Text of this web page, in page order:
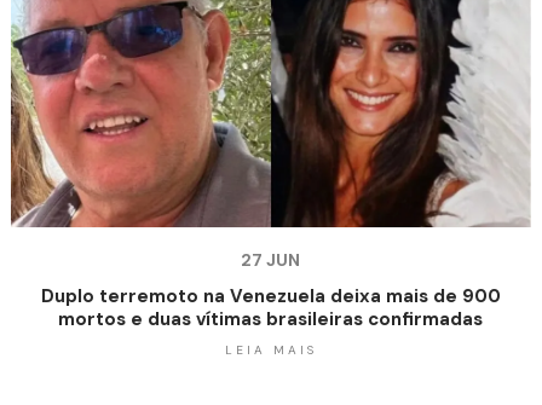
27 JUN
Duplo terremoto na Venezuela deixa mais de 900
mortos e duas vítimas brasileiras confirmadas
LEIA MAIS